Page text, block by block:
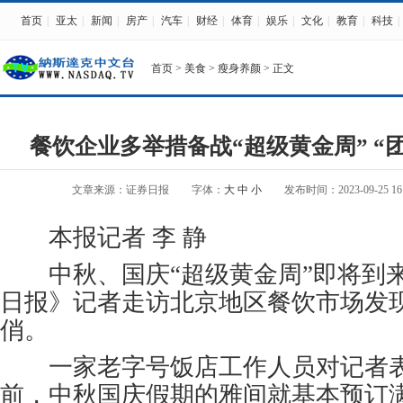
首页 亚太 新闻 房产 汽车 财经 体育 娱乐 文化 教育 科技
首页 > 美食 > 瘦身养颜 > 正文
餐饮企业多举措备战“超级黄金周” “
文章来源：证券日报 字体： 大 中 小 发布时间：2023-09-25
本报记者 李 静
中秋、国庆“超级黄金周”即将到
日报》记者走访北京地区餐饮市场发
俏。
一家老字号饭店工作人员对记者
前，中秋国庆假期的雅间就基本预订